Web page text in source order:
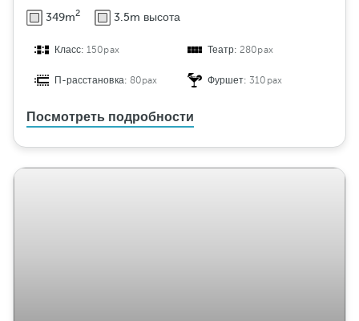
349m2 3.5m высота
Класс:150pax Театр:280pax
П-расстановка: 80pax Фуршет:310pax
Посмотреть подробности